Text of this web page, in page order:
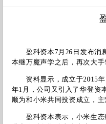
盈科资本7月26日发布消息
本继万魔声学之后，再次大手
资料显示，成立于2015年
年1月，公司又引入了华登资
顺为和小米共同投资成立，主
盈科资本表示，小米生态